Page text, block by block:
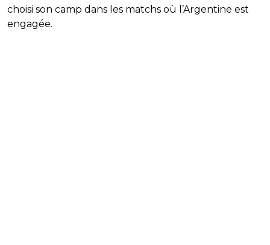
choisi son camp dans les matchs où l’Argentine est
engagée.